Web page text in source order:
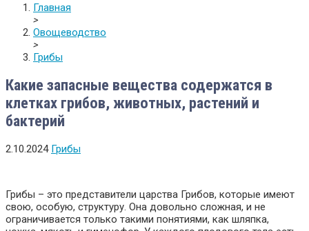
Главная
>
Овощеводство
>
Грибы
Какие запасные вещества содержатся в
клетках грибов, животных, растений и
бактерий
2.10.2024 Грибы
Грибы – это представители царства Грибов, которые имеют
свою, особую, структуру. Она довольно сложная, и не
ограничивается только такими понятиями, как шляпка,